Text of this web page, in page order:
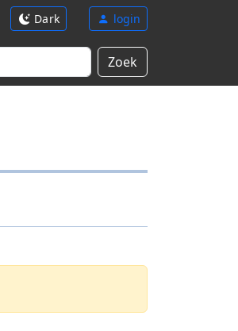
Dark login
Zoek